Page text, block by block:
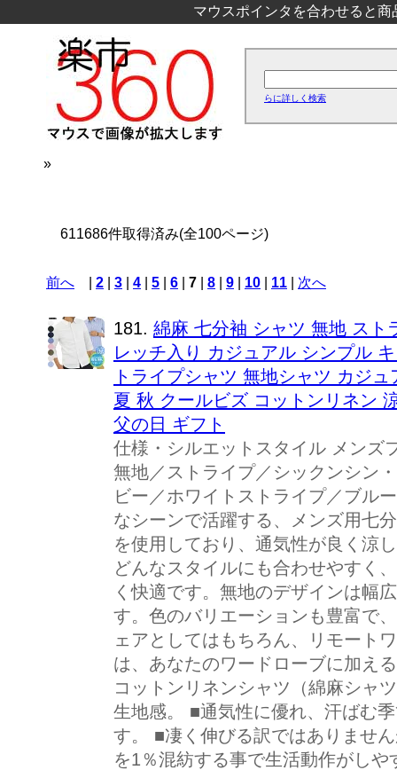
マウスポインタを合わせると
らに詳しく検索
»
611686件取得済み(全100ページ)
前へ 2 3 4 5 6 7 8 9 10 11 次へ
181. 綿麻 七分袖 シャツ 無地 スト
レッチ入り カジュアル シンプル
トライプシャツ 無地シャツ カジ
夏 秋 クールビズ コットンリネン
父の日 ギフト
仕様・シルエットスタイル メンズ
無地／ストライプ／シックンシン
ビー／ホワイトストライプ／ブル
なシーンで活躍する、メンズ用七
を使用しており、通気性が良く涼
どんなスタイルにも合わせやすく
く快適です。無地のデザインは幅
す。色のバリエーションも豊富で
ェアとしてはもちろん、リモート
は、あなたのワードローブに加え
コットンリネンシャツ（綿麻シャ
生地感。 ■通気性に優れ、汗ばむ
す。 ■凄く伸びる訳ではありませ
を1％混紡する事で生活動作がし